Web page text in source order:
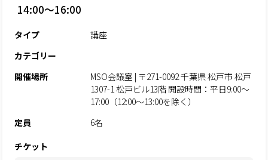
14:00～16:00
タイプ
講座
カテゴリー
開催場所
MSO会議室 | 〒271-0092 千葉県 松戸市 松戸
1307-1 松戸ビル13階 開設時間：平日9:00～
17:00（12:00～13:00を除く）
定員
6名
チケット